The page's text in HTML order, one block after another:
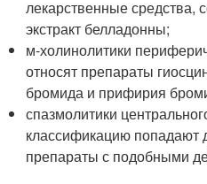
лекарственные средства,
экстракт белладонны;
м-холинолитики
относят препараты
бромида и прифирия
спазмолитики
классификацию
препараты с подобными